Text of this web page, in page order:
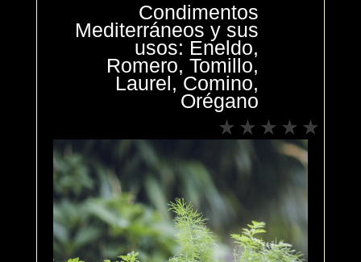
Condimentos
Mediterráneos y sus
usos: Eneldo,
Romero, Tomillo,
Laurel, Comino,
Orégano